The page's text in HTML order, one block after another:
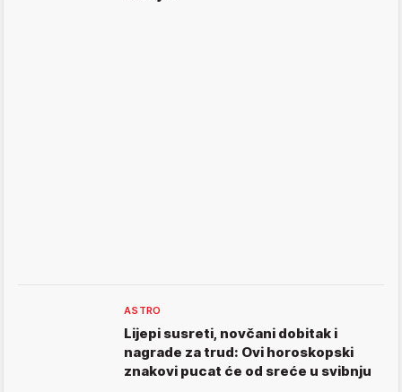
ASTRO
Lijepi susreti, novčani dobitak i
nagrade za trud: Ovi horoskopski
znakovi pucat će od sreće u svibnju